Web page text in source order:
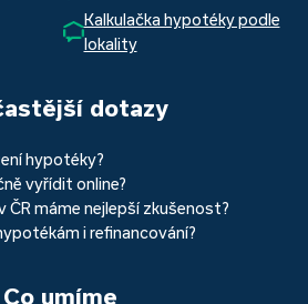
Kalkulačka hypotéky podle
lokality
dotazy
hypotéky?
za měsíc i za tři. Nejčastěji její
Důvodem je především
bank. Existuje však řada cest,
vyřídit online?
moderním technologiím, které
při vyřizování hypotéky skutečně
ČR máme nejlepší zkušenost?
Hypoteční banka. Svou
s názvem „Hypoteční zóna“.
i refinancování?
na bydlení. Naši specialisté pro vás v
Co umíme